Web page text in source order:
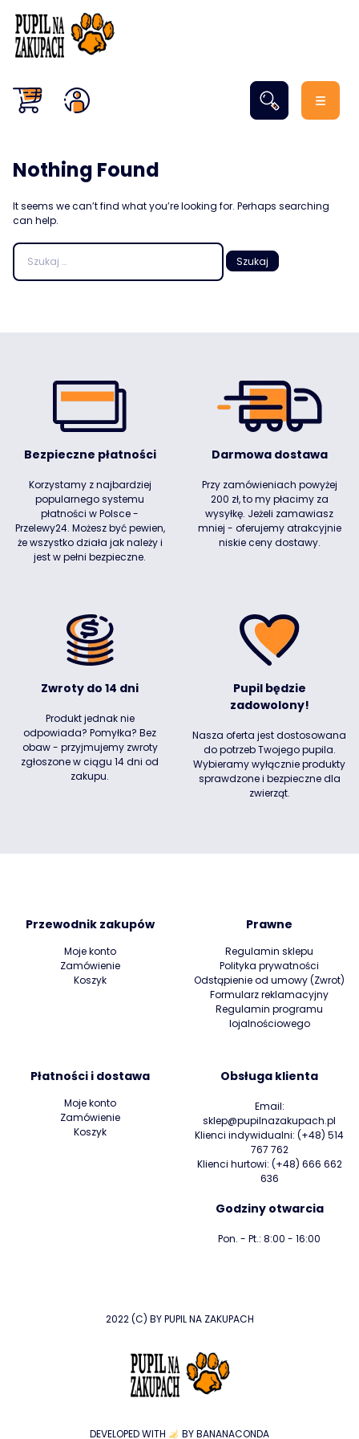
Nothing Found
It seems we can’t find what you’re looking for. Perhaps searching
can help.
Szukaj:
Bezpieczne płatności
Korzystamy z najbardziej
popularnego systemu
płatności w Polsce -
Przelewy24. Możesz być pewien,
że wszystko działa jak należy i
jest w pełni bezpieczne.
Darmowa dostawa
Przy zamówieniach powyżej
200 zł, to my płacimy za
wysyłkę. Jeżeli zamawiasz
mniej - oferujemy atrakcyjnie
niskie ceny dostawy.
Zwroty do 14 dni
Produkt jednak nie
odpowiada? Pomyłka? Bez
obaw - przyjmujemy zwroty
zgłoszone w ciągu 14 dni od
zakupu.
Pupil będzie
zadowolony!
Nasza oferta jest dostosowana
do potrzeb Twojego pupila.
Wybieramy wyłącznie produkty
sprawdzone i bezpieczne dla
zwierząt.
Przewodnik zakupów
Moje konto
Zamówienie
Koszyk
Prawne
Regulamin sklepu
Polityka prywatności
Odstąpienie od umowy (Zwrot)
Formularz reklamacyjny
Regulamin programu
lojalnościowego
Płatności i dostawa
Moje konto
Zamówienie
Koszyk
Obsługa klienta
Email:
sklep@pupilnazakupach.pl
Klienci indywidualni: (+48) 514
767 762
Klienci hurtowi: (+48) 666 662
636
Godziny otwarcia
Pon. - Pt.: 8:00 - 16:00
2022 (C) BY PUPIL NA ZAKUPACH
DEVELOPED WITH BYBANANACONDA